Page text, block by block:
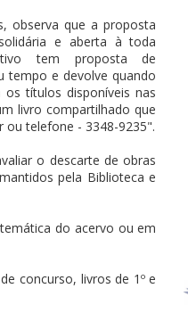
observa que a proposta
e aberta à toda
tem proposta de
tempo e devolve quando
títulos disponíveis nas
livro compartilhado que
ou telefone - 3348-9235".
o descarte de obras
pela Biblioteca e
do acervo ou em
concurso, livros de 1º e